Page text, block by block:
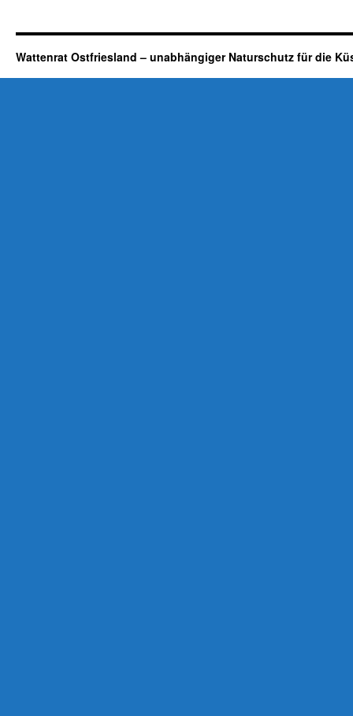
Wattenrat Ostfriesland – unabhängiger Naturschutz für die